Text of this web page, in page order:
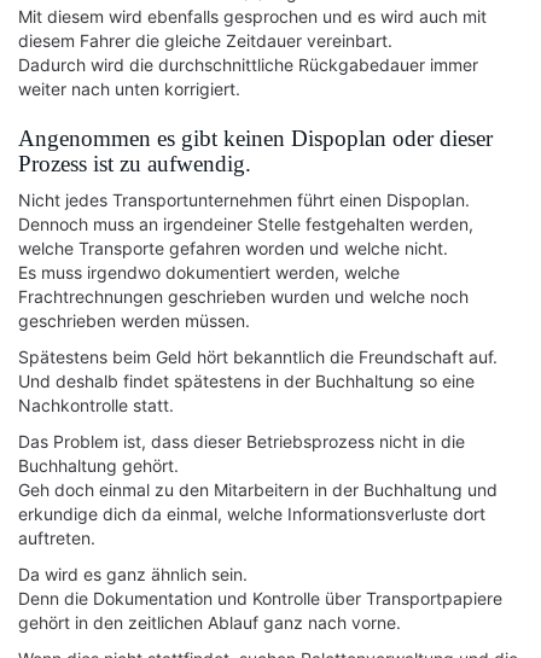
Mit diesem wird ebenfalls gesprochen und es wird auch mit
diesem Fahrer die gleiche Zeitdauer vereinbart.
Dadurch wird die durchschnittliche Rückgabedauer immer
weiter nach unten korrigiert.
Angenommen es gibt keinen Dispoplan oder dieser
Prozess ist zu aufwendig.
Nicht jedes Transportunternehmen führt einen Dispoplan.
Dennoch muss an irgendeiner Stelle festgehalten werden,
welche Transporte gefahren worden und welche nicht.
Es muss irgendwo dokumentiert werden, welche
Frachtrechnungen geschrieben wurden und welche noch
geschrieben werden müssen.
Spätestens beim Geld hört bekanntlich die Freundschaft auf.
Und deshalb findet spätestens in der Buchhaltung so eine
Nachkontrolle statt.
Das Problem ist, dass dieser Betriebsprozess nicht in die
Buchhaltung gehört.
Geh doch einmal zu den Mitarbeitern in der Buchhaltung und
erkundige dich da einmal, welche Informationsverluste dort
auftreten.
Da wird es ganz ähnlich sein.
Denn die Dokumentation und Kontrolle über Transportpapiere
gehört in den zeitlichen Ablauf ganz nach vorne.